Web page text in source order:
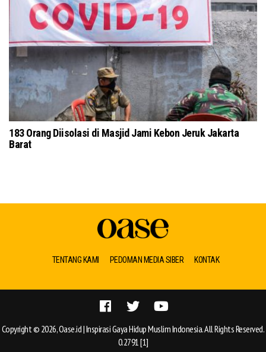
Gelar Istigasah
183 Orang Diisolasi di Masjid Jami
TENTANG KAMI PEDOMAN MEDIA SIBER KONTAK
Copyright © 2026, Oase.id | Inspirasi Gaya Hidup Muslim Indonesia. All Rights Reserved.
0.2791 [1]